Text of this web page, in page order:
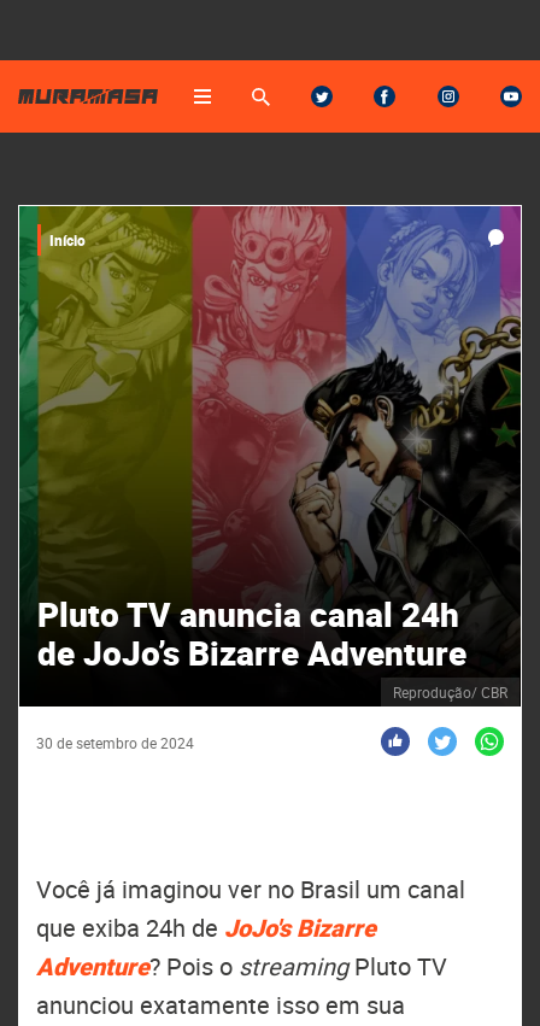
Reprodução/ CBR
Início
Pluto TV anuncia canal 24h
de JoJo’s Bizarre Adventure
30 de setembro de 2024
Você já imaginou ver no Brasil um canal
que exiba 24h de JoJo's Bizarre
Adventure? Pois o streamingPluto TV
anunciou exatamente isso em sua